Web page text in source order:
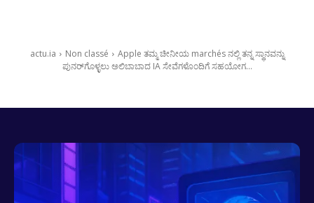
actu.ia Non classé
Apple ತಮ್ಮ ಚೀನೀಯ marchés ನಲ್ಲಿ ತನ್ನ ಸ್ಥಾನವನ್ನು
ಪುನರ್‌ಗೊಳ್ಳಲು ಅಲಿಬಾಬಾದ IA ಸೇವೆಗಳೊಂದಿಗೆ ಸಹಯೋಗ...